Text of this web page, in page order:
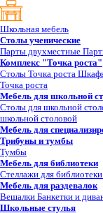
Школьная мебель
Столы ученические
Парты двухместные
Комплекс "Точка роста"
Столы Точка роста
Точка роста
Мебель для школьной
Столы для школьной
школьной столовой
Мебель для
Трибуны и тумбы
Тумбы
Мебель для библиотеки
Стеллажи для библиотеки
Мебель для раздевалок
Вешалки Банкетки и
Школьные стулья